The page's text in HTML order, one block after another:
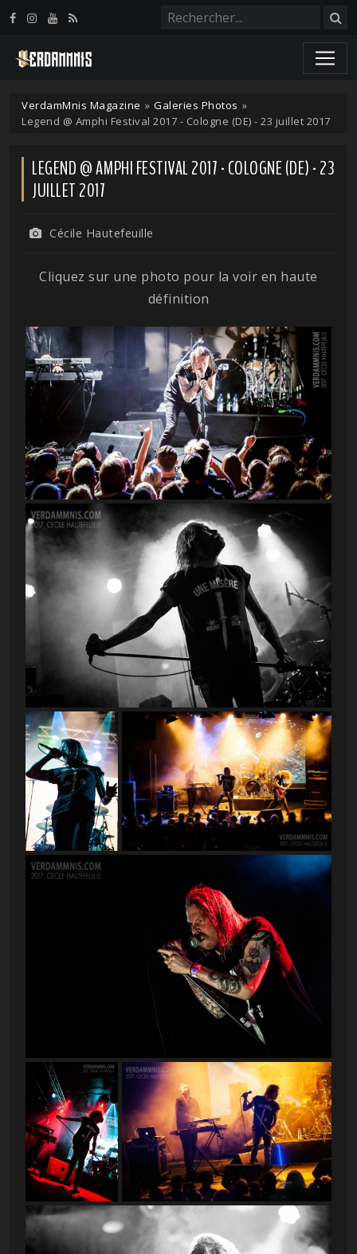
VerdamMnis Magazine » Galeries Photos »
Legend @ Amphi Festival 2017 - Cologne (DE) - 23 juillet 2017
LEGEND @ AMPHI FESTIVAL 2017 - COLOGNE (DE) - 23
JUILLET 2017
Cécile Hautefeuille
Cliquez sur une photo pour la voir en haute
définition
Panneau de gestion des cookies